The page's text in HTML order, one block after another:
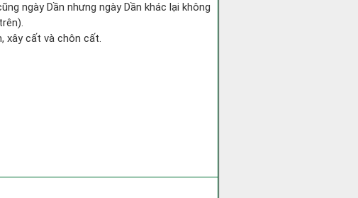
ngày Dần nhưng ngày Dần khác lại không
xây cất và chôn cất.